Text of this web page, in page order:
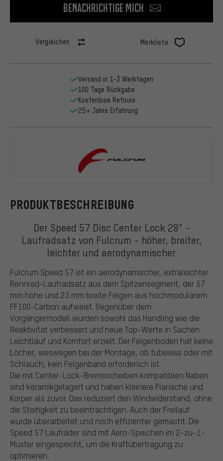
Benachrichtige mich
Vergleichen Merkliste
PRODUKTBESCHREIBUNG
Der Speed 57 Disc Center Lock 28" -
Laufradsatz von Fulcrum - höher, breiter,
leichter und aerodynamischer
Fulcrum Speed 57 ist ein aerodynamischer, extraleichter
Rennrad-Laufradsatz aus dem Spitzensegment, der 57
mm hohe und 23 mm breite Felgen aus hochmodularem
FF100-Carbon aufweist. Gegenüber dem
Vorgängermodell wurden sowohl das Handling wie die
Reaktivität verbessert und neue Top-Werte in Sachen
Leichtlauf und Komfort erzielt. Der Felgenboden hat keine
Löcher, weswegen bei der Montage, ob tubeless oder mit
Schlauch, kein Felgenband erforderlich ist.
Die mit Center-Lock-Bremsscheiben kompatiblen Naben
sind keramikgelagert und haben kleinere Flansche und
Körper als zuvor. Das reduziert den Windwiderstand, ohne
die Steifigkeit zu beeinträchtigen. Auch der Freilauf
wurde überarbeitet und noch effizienter gemacht. Die
Speed 57 Laufräder sind mit Aero-Speichen im 2-zu-1-
Muster eingespeicht, um die Kraftübertragung zu
optimieren.
Versand in 1-3 Werktagen
100 Tage Rückgabe
Kostenlose Retoure
25+ Jahre Erfahrung